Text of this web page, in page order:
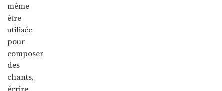
même
être
utilisée
pour
composer
des
chants,
écrire